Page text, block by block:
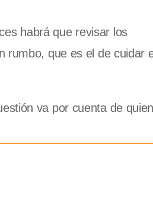
habrá que revisar los
rumbo, que es el de cuidar
va por cuenta de